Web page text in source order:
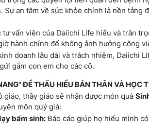
an tâm về sức khỏe chính là nền tảng
tư vấn viên của Daiichi Life hiểu và trân
hành chính để không ảnh hưởng công
doanh lâu dài và trách nhiệm, Daiichi
gắm con em cho các cô.
ĐỂ THẤU HIỂU BẢN THÂN VÀ HỌC
thầy giáo sẽ nhận được món quà
môn quý giá:
bẩm sinh: Báo cáo giúp họ hiểu mình